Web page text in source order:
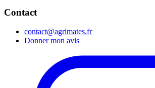
Contact
contact@agrimates.fr
Donner mon avis